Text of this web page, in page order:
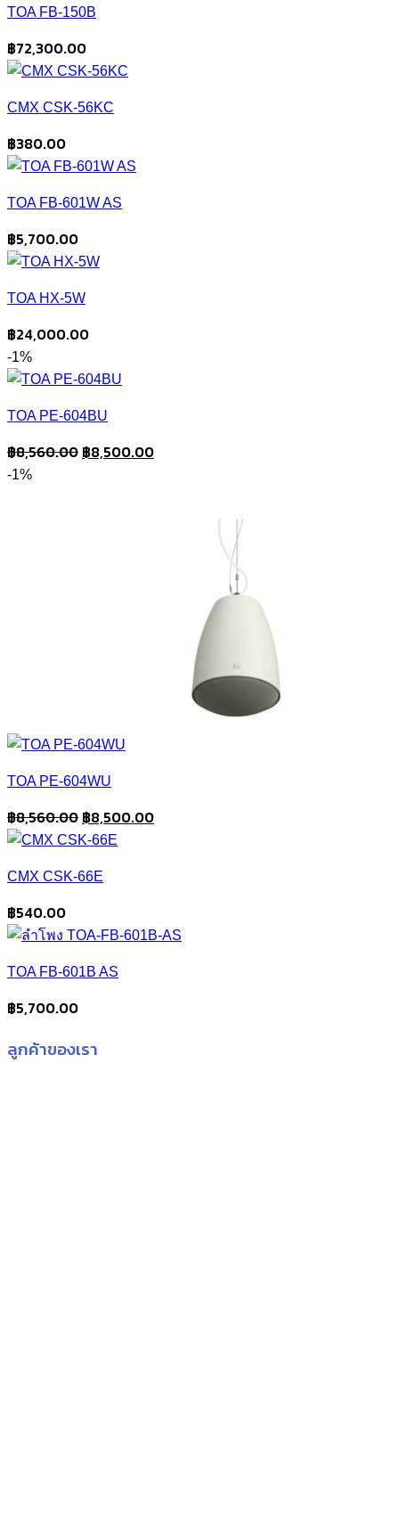
TOA FB-150B
฿72,300.00
CMX CSK-56KC
฿380.00
TOA FB-601W AS
฿5,700.00
TOA HX-5W
฿24,000.00
-1%
TOA PE-604BU
฿8,560.00 Original
฿8,500.00Current
฿8,500.00.
-1%
TOA PE-604WU
฿8,560.00 Original
price
฿8,560.00.
฿8,500.00Current
CMX CSK-66E
฿540.00
TOA FB-601B AS
฿5,700.00
ลูกค้าของเรา